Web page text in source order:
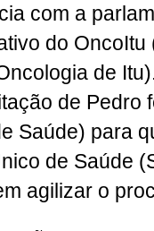
com a
do OncoItu
de
de Pedro
Saúde) para
de Saúde
agilizar o